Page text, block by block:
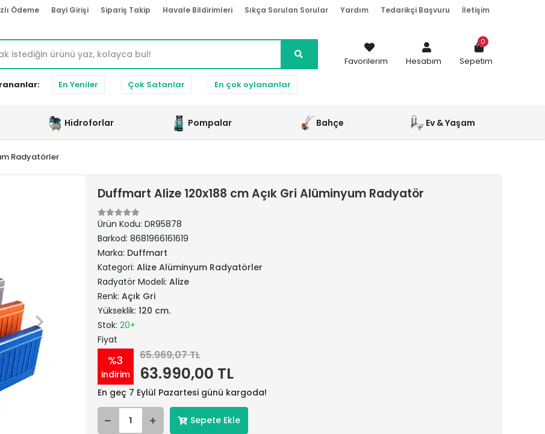
Ödeme Bayi Girişi Sipariş Takip Havale Bildirimleri Sıkça Sorulan Sorular Yardım Tedarikçi Başvuru İletişim
En Yeniler Çok Satanlar En çok oylananlar
Favorilerim Hesabım Sepetim
0
Hidroforlar Pompalar Bahçe Ev & Yaşam
Radyatörler
Duffmart Alize 120x188 cm Açık Gri Alüminyum Radyatör
Ürün Kodu: DR95878
Barkod: 8681966161619
Marka: Duffmart
Kategori: Alize Alüminyum Radyatörler
Radyatör Modeli: Alize
Renk: Açık Gri
Yükseklik: 120 cm.
Stok: 20+
Fiyat
%3
indirim
65.969,07 TL
63.990,00 TL
En geç 7 Eylül Pazartesi günü kargoda!
Sepete Ekle